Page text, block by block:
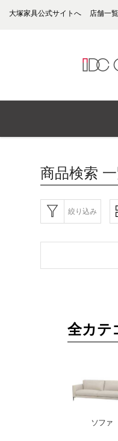
大塚家具公式サイトへ 店舗一覧
商品検索
絞り込み
全カテ
ソファ